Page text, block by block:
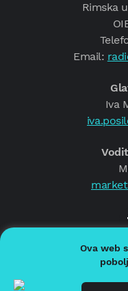
Rimska
Email:
Iva
©
Ova web